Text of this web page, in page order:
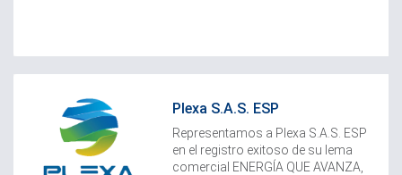
Plexa S.A.S. ESP
Representamos a Plexa S.A.S. ESP
en el registro exitoso de su lema
comercial ENERGÍA QUE AVANZA,